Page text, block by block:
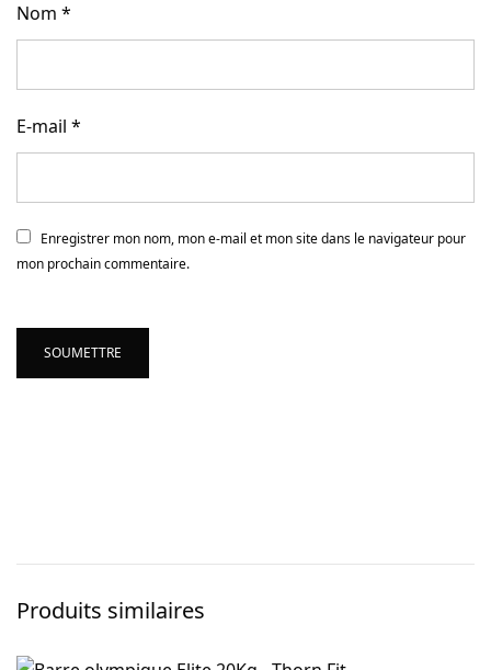
Nom*
E-mail*
Enregistrer mon nom, mon e-mail et mon site dans le navigateur pour
mon prochain commentaire.
Produits similaires